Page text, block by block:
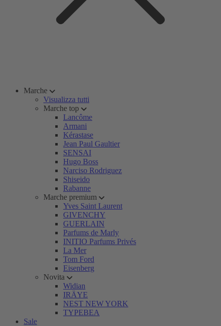
Marche
Visualizza tutti
Marche top
Lancôme
Armani
Kérastase
Jean Paul Gaultier
SENSAI
Hugo Boss
Narciso Rodriguez
Shiseido
Rabanne
Marche premium
Yves Saint Laurent
GIVENCHY
GUERLAIN
Parfums de Marly
INITIO Parfums Privés
La Mer
Tom Ford
Eisenberg
Novita
Widian
IRÄYE
NEST NEW YORK
TYPEBEA
Sale